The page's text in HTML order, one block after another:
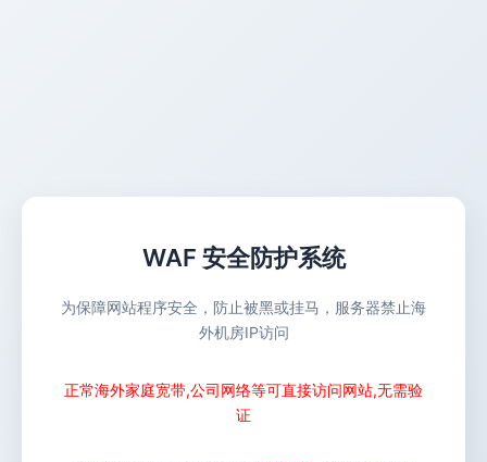
WAF 安全防护系统
为保障网站程序安全，防止被黑或挂马，服务器禁止海
外机房IP访问
正常海外家庭宽带,公司网络等可直接访问网站,无需验
证